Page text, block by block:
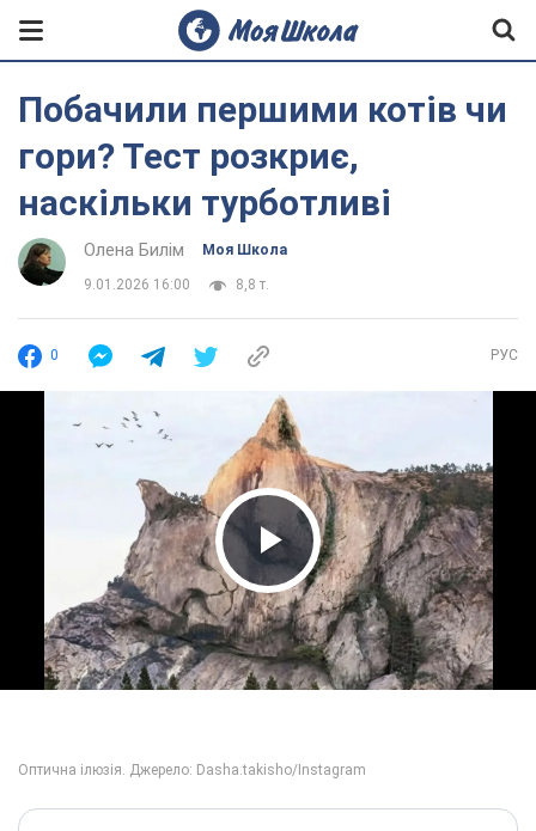
Побачили першими котів чи
гори? Тест розкриє,
наскільки турботливі
Олена Билім Моя Школа
9.01.2026 16:00 8,8 т.
0 РУС
Play Video